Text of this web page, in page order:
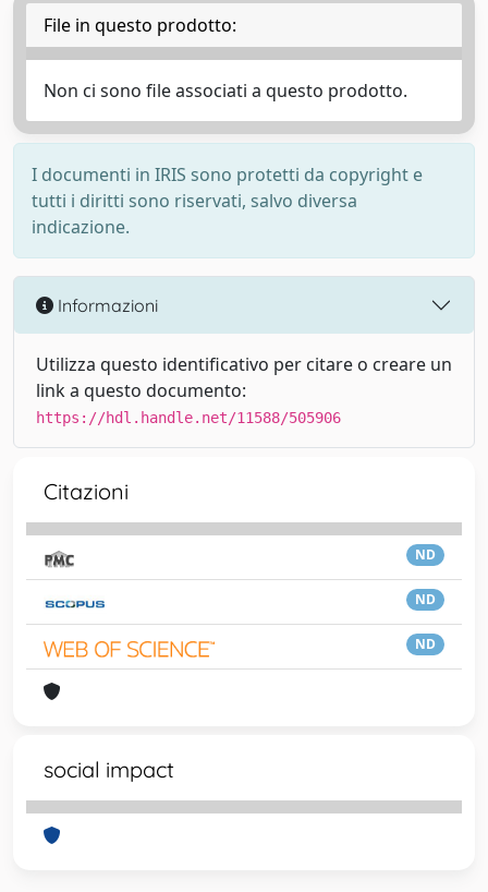
File in questo prodotto:
Non ci sono file associati a questo prodotto.
I documenti in IRIS sono protetti da copyright e
tutti i diritti sono riservati, salvo diversa
indicazione.
Informazioni
Utilizza questo identificativo per citare o creare un
link a questo documento:
https://hdl.handle.net/11588/505906
Citazioni
ND
ND
ND
social impact